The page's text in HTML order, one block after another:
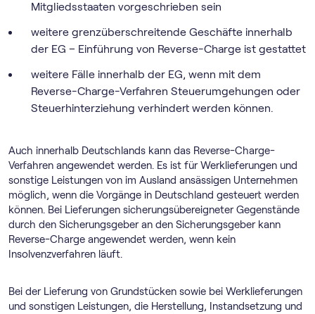
Mitgliedsstaaten vorgeschrieben sein
weitere grenzüberschreitende Geschäfte innerhalb
der EG – Einführung von Reverse-Charge ist gestattet
weitere Fälle innerhalb der EG, wenn mit dem
Reverse-Charge-Verfahren Steuerumgehungen oder
Steuerhinterziehung verhindert werden können.
Auch innerhalb Deutschlands kann das Reverse-Charge-
Verfahren angewendet werden. Es ist für Werklieferungen und
sonstige Leistungen von im Ausland ansässigen Unternehmen
möglich, wenn die Vorgänge in Deutschland gesteuert werden
können. Bei Lieferungen sicherungsübereigneter Gegenstände
durch den Sicherungsgeber an den Sicherungsgeber kann
Reverse-Charge angewendet werden, wenn kein
Insolvenzverfahren läuft.
Bei der Lieferung von Grundstücken sowie bei Werklieferungen
und sonstigen Leistungen, die Herstellung, Instandsetzung und